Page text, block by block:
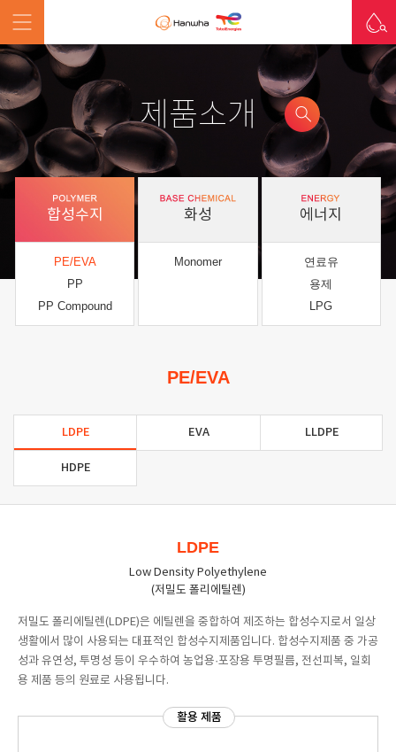
제품소개
합성수지
PE/EVA
PP
PP Compound
화성
Monomer
에너지
연료유
용제
LPG
PE/EVA
LDPE EVA LLDPE
HDPE
LDPE
Low Density Polyethylene
(저밀도 폴리에틸렌)
저밀도 폴리에틸렌(LDPE)은 에틸렌을 중합하여 제조하는 합성수지로서 일상
생활에서 많이 사용되는 대표적인 합성수지제품입니다. 합성수지제품 중 가공
성과 유연성, 투명성 등이 우수하여 농업용·포장용 투명필름, 전선피복, 일회
용 제품 등의 원료로 사용됩니다.
활용 제품